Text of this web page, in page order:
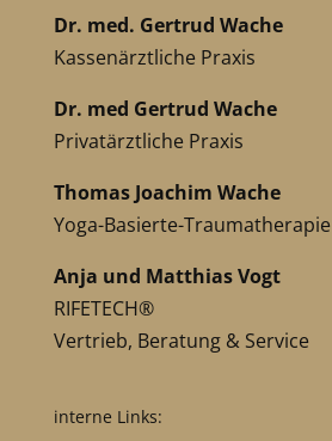
Dr. med. Gertrud Wache
Kassenärztliche Praxis
Dr. med Gertrud Wache
Privatärztliche Praxis
Thomas Joachim Wache
Yoga-Basierte-Traumatherapie
Anja und Matthias Vogt
RIFETECH®
Vertrieb, Beratung & Service
interne Links: